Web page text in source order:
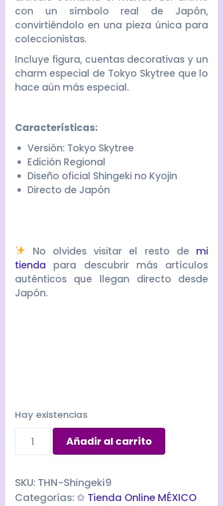
con un símbolo real de Japón,
convirtiéndolo en una pieza única para
coleccionistas.
Incluye figura, cuentas decorativas y un
charm especial de Tokyo Skytree que lo
hace aún más especial.
Características:
Versión: Tokyo Skytree
Edición Regional
Diseño oficial Shingeki no Kyojin
Directo de Japón
No olvides visitar el resto de mi
tienda para descubrir más artículos
auténticos que llegan directo desde
Japón.
Hay existencias
Strap
ARMIN
TOKYO
SKYTREE-
Añadir al carrito
SKU: THN-Shingeki9
Categorías: ✩ Tienda Online MÉXICO